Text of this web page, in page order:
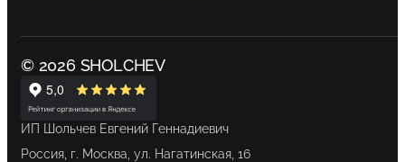
© 2026 SHOLCHEV
ИП Шольчев Евгений Геннадиевич
Россия, г. Москва, ул. Нагатинская, 16